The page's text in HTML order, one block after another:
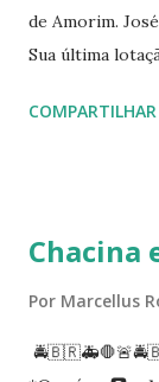
de Amorim.
Sua última
Siqueira
enquanto
COMPARTILHAR
Chacina
Por Marcellus